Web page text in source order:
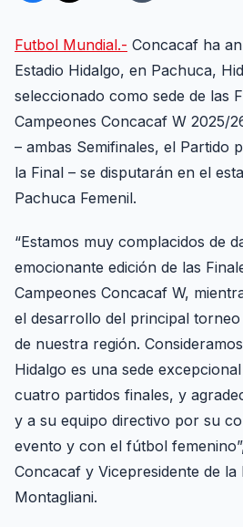
Futbol Mundial.- Concacaf ha
Estadio Hidalgo, en Pachuca,
seleccionado como sede de las
Campeones Concacaf W 2025/
– ambas Semifinales, el Partido
la Final – se disputarán en el
Pachuca Femenil.
“Estamos muy complacidos de
emocionante edición de las
Campeones Concacaf W,
el desarrollo del principal
de nuestra región.
Hidalgo es una sede
cuatro partidos finales, y
y a su equipo directivo por su
evento y con el fútbol
Concacaf y Vicepresidente de la
Montagliani.